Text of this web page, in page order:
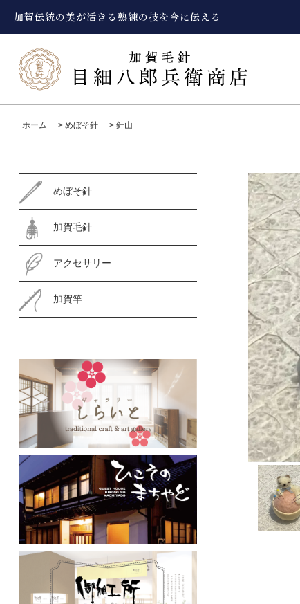
加賀伝統の美が活きる熟練の技を今に伝える
ホーム > めぼそ針 > 針山
めぼそ針
加賀毛針
アクセサリー
加賀竿